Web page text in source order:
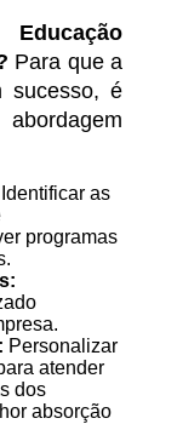
Para que a
sucesso, é
Identificar as
programas
Personalizar
atender
dos
absorção